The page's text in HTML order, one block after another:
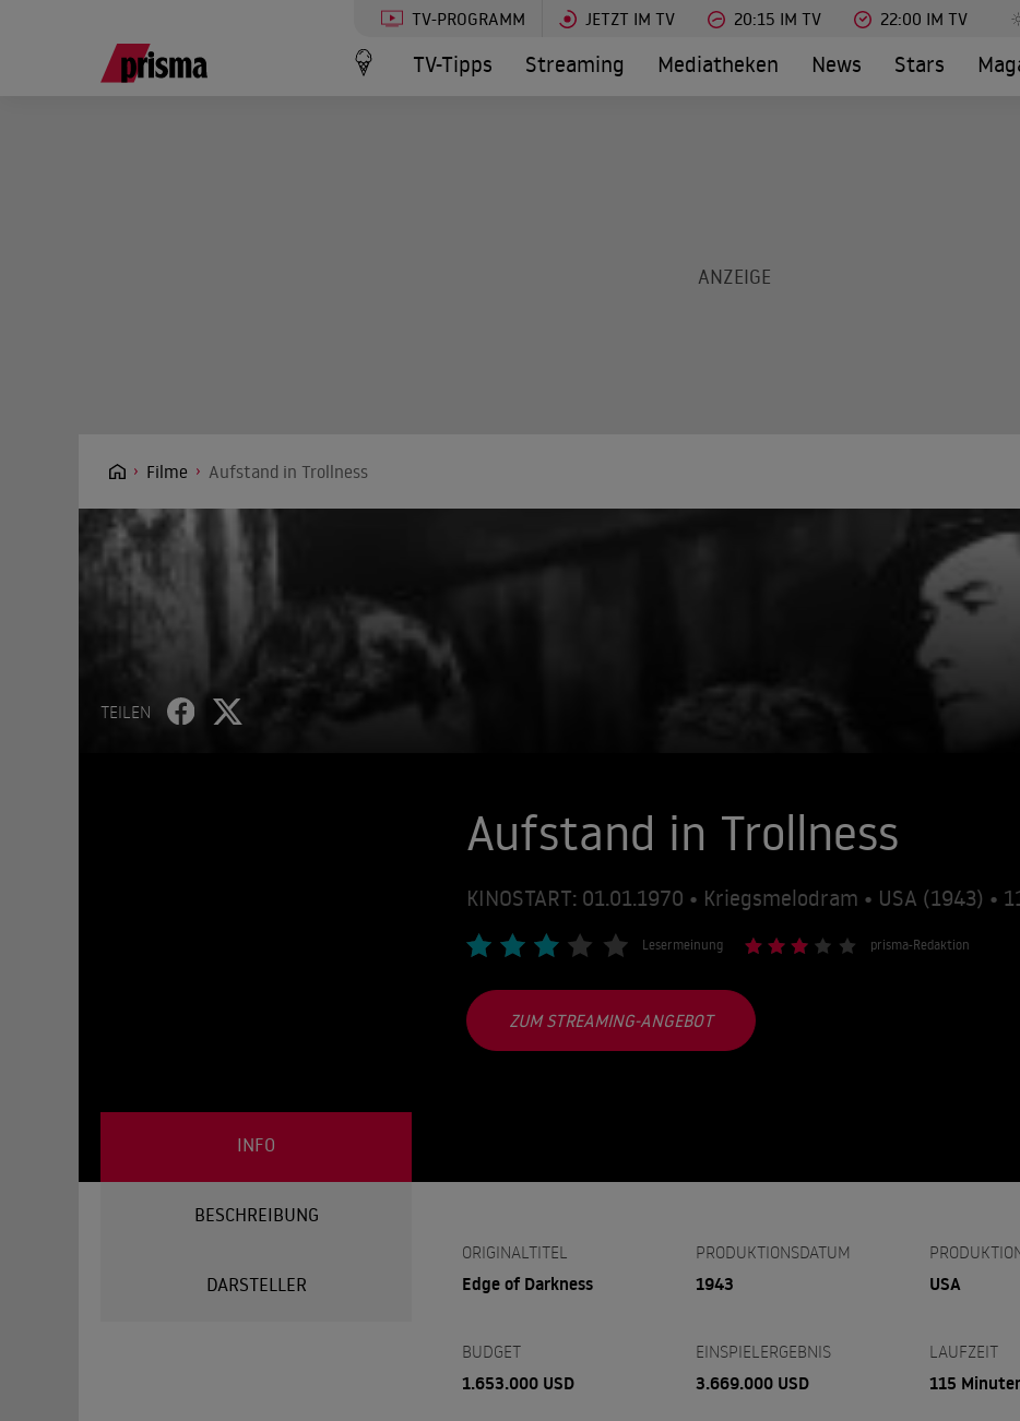
TV-PROGRAMM JETZT IM TV 20:15 IM TV 22:00 IM TV
TV-Tipps Streaming Mediatheken News Stars
Filme Aufstand in Trollness
TEILEN
Aufstand in Trollness
KINOSTART: 01.01.1970 • Kriegsmelodram • USA (1943) •
Lesermeinung prisma-Redaktion
ZUM STREAMING-ANGEBOT
INFO
BESCHREIBUNG
DARSTELLER
ORIGINALTITEL
Edge of Darkness
PRODUKTIONSDATUM
1943 USA
BUDGET
1.653.000 USD
EINSPIELERGEBNIS
3.669.000 USD
LAUFZEIT
115